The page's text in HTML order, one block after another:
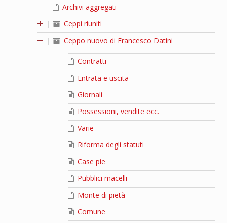
Archivi aggregati
|
Ceppi riuniti
|
Ceppo nuovo di Francesco Datini
Contratti
Entrata e uscita
Giornali
Possessioni, vendite ecc.
Varie
Riforma degli statuti
Case pie
Pubblici macelli
Monte di pietà
Comune